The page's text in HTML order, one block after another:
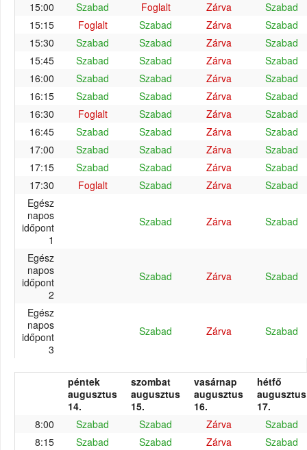
15:00
Szabad Foglalt Zárva
Szabad
15:15
Foglalt Szabad Zárva
Szabad
15:30
Szabad Szabad Zárva
Szabad
15:45
Szabad Szabad Zárva
Szabad
16:00
Szabad Szabad Zárva
Szabad
16:15
Szabad Szabad Zárva
Szabad
16:30
Foglalt Szabad Zárva
Szabad
16:45
Szabad Szabad Zárva
Szabad
17:00
Szabad Szabad Zárva
Szabad
17:15
Szabad Szabad Zárva
Szabad
17:30
Foglalt Szabad Zárva
Szabad
Egész
napos
időpont
1
Szabad Zárva Szabad
Egész
napos
időpont
2
Szabad Zárva Szabad
Egész
napos
időpont
3
Szabad Zárva Szabad
péntek
augusztus
14.
szombat
augusztus
15.
vasárnap
augusztus
16.
hétfő
augusztus
17.
8:00
Szabad Szabad Zárva
Szabad
8:15
Szabad Szabad Zárva
Szabad